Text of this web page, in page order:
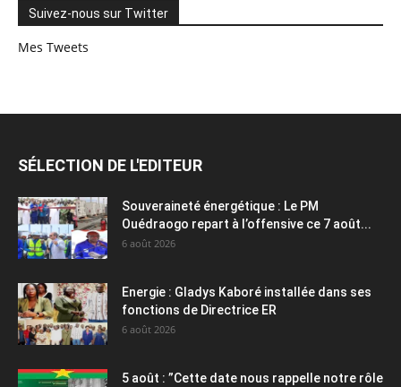
Suivez-nous sur Twitter
Mes Tweets
SÉLECTION DE L'EDITEUR
Souveraineté énergétique : Le PM
Ouédraogo repart à l’offensive ce 7 août...
6 août 2026
Energie : Gladys Kaboré installée dans ses
fonctions de Directrice ER
6 août 2026
5 août : ”Cette date nous rappelle notre rôle